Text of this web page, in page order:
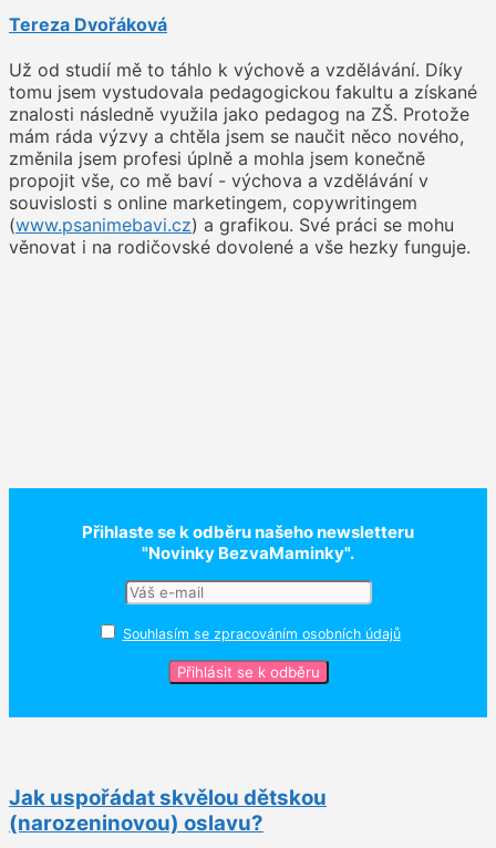
Tereza Dvořáková
Už od studií mě to táhlo k výchově a vzdělávání. Díky
tomu jsem vystudovala pedagogickou fakultu a získané
znalosti následně využila jako pedagog na ZŠ. Protože
mám ráda výzvy a chtěla jsem se naučit něco nového,
změnila jsem profesi úplně a mohla jsem konečně
propojit vše, co mě baví - výchova a vzdělávání v
souvislosti s online marketingem, copywritingem
(www.psanimebavi.cz) a grafikou. Své práci se mohu
věnovat i na rodičovské dovolené a vše hezky funguje.
Přihlaste se k odběru našeho newsletteru
"Novinky BezvaMaminky".
Souhlasím se zpracováním osobních údajů
Jak uspořádat skvělou dětskou
(narozeninovou) oslavu?